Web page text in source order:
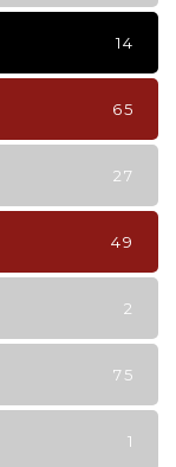
14
65
27
49
2
75
1